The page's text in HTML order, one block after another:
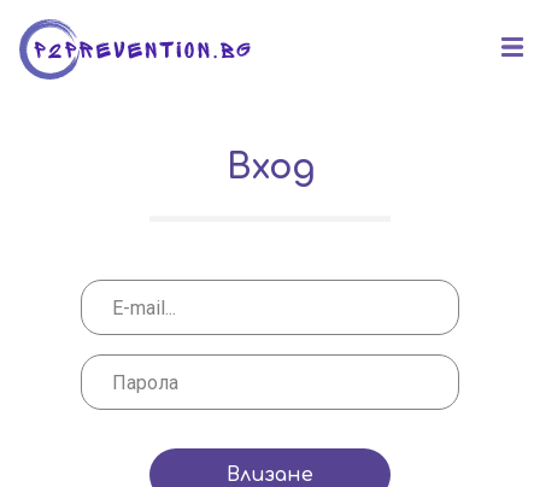
Вход
Влизане